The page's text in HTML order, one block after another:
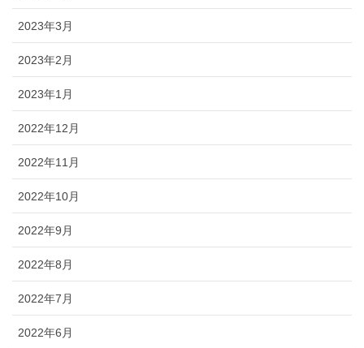
2023年3月
2023年2月
2023年1月
2022年12月
2022年11月
2022年10月
2022年9月
2022年8月
2022年7月
2022年6月